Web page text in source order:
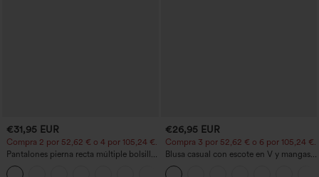
€31,95 EUR
Compra 2 por 52,62 € o 4 por 105,24 €.
Pantalones pierna recta múltiple bolsillo
botón tiro alto
€26,95 EUR
Compra 3 por 52,62 € o 6 por 105,24 €.
Blusa casual con escote en V y mangas
cortas abullonadas